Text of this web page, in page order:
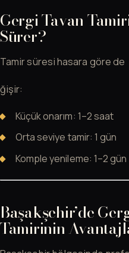
Gergi Tavan
Sürer?
Tamir süresi hasara göre de
ğişir:
Küçük onarım: 1–2 saat
Orta seviye tamir: 1 gün
Komple yenileme: 1–2 gün
Başakşehir’de
Tamirinin